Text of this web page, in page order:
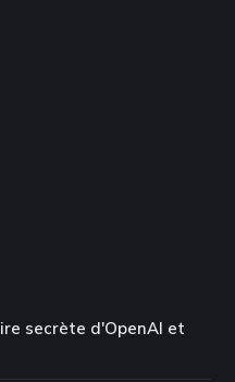
secrète d'OpenAI et